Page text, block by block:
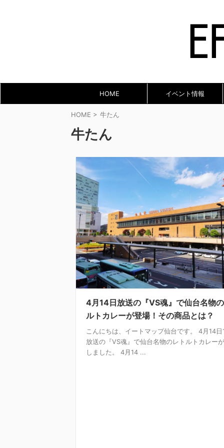
HOME イベント情報
HOME > 牛たん
牛たん
4月14日放送の『VS魂』で仙台名物
ルトカレーが登場！その商品とは？
こんにちは、イートマップ仙台です。 4月14日
放送の『VS魂』で仙台名物のレトルトカレー
しました。 4月14 ...